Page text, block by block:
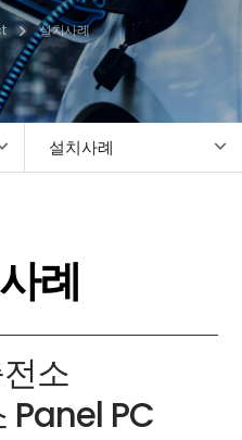
설치사례
설치사례
례
소
Panel PC